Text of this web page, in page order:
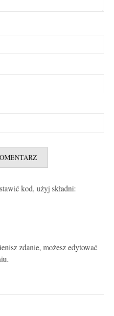
kod, użyj składni:
zdanie, możesz edytować